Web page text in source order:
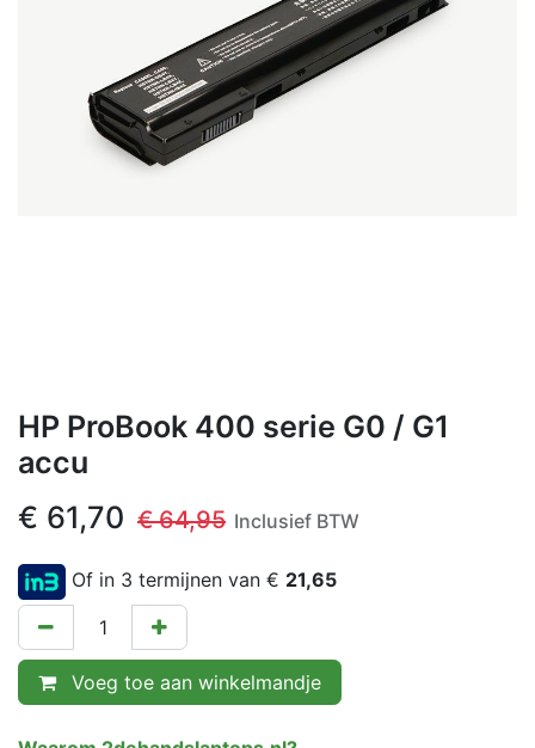
HP ProBook 400 serie G0 / G1
accu
€ 61,70 €64,95 Inclusief BTW
Of in 3 termijnen van € 21,65
Voeg toe aan winkelmandje